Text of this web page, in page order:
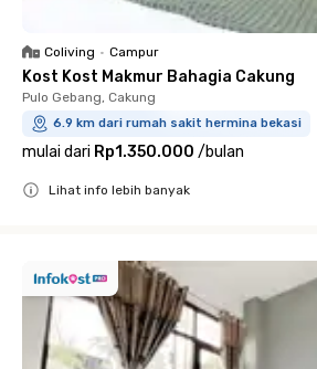
Coliving • Campur
Kost Kost Makmur Bahagia Cakung
Pulo Gebang, Cakung
6.9 km dari rumah sakit hermina bekasi
mulai dari Rp1.350.000 /bulan
Lihat info lebih banyak